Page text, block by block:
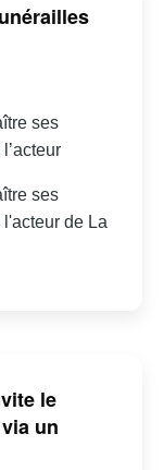
ses
ses
de La
le
un